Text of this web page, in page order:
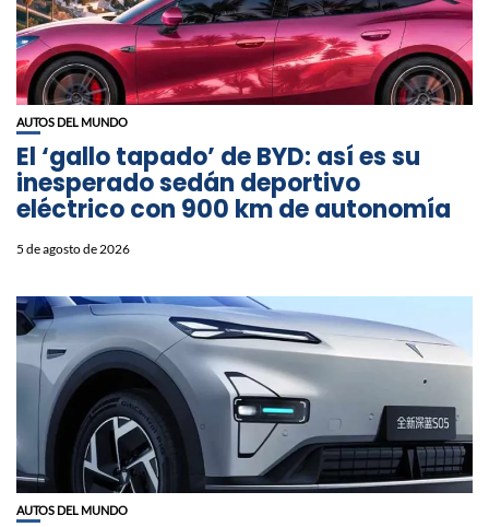
AUTOS DEL MUNDO
El ‘gallo tapado’ de BYD: así es su
inesperado sedán deportivo
eléctrico con 900 km de autonomía
5 de agosto de 2026
AUTOS DEL MUNDO